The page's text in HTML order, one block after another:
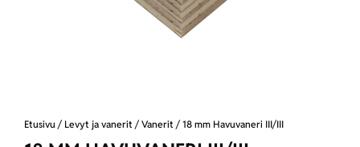
Etusivu / Levyt ja vanerit / Vanerit / 18 mm Havuvaneri III/III